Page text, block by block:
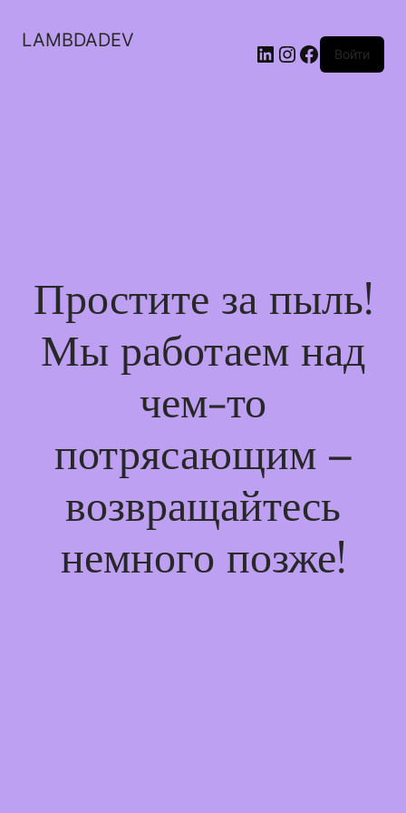
LAMBDADEV LinkedIn
Instagram
Facebook
Войти
Простите за пыль!
Мы работаем над
чем-то
потрясающим –
возвращайтесь
немного позже!